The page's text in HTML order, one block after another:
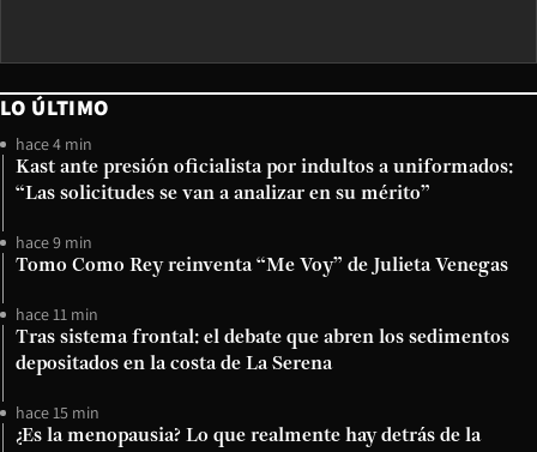
LO ÚLTIMO
hace 4 min
Kast ante presión oficialista por indultos a uniformados:
“Las solicitudes se van a analizar en su mérito”
hace 9 min
Tomo Como Rey reinventa “Me Voy” de Julieta Venegas
hace 11 min
Tras sistema frontal: el debate que abren los sedimentos
depositados en la costa de La Serena
hace 15 min
¿Es la menopausia? Lo que realmente hay detrás de la